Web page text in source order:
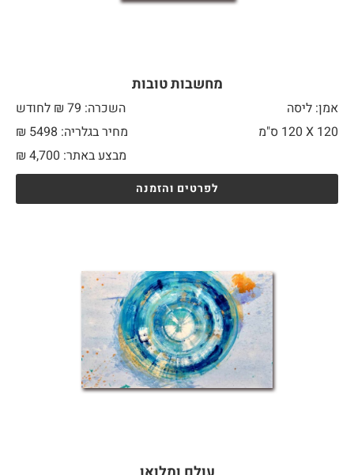
מחשבות טובות
אמן: ליסה
השכרה: 79 ₪ לחודש
120 X
מחיר בגלריה: 5498 ₪
מבצע באתר:
₪ 4,700
לפרטים והזמנה